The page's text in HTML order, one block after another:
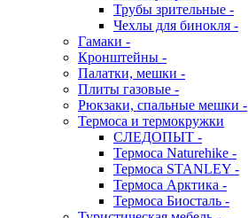
Трубы зрительные -
Чехлы для бинокля -
Гамаки -
Кронштейны -
Палатки, мешки -
Плиты газовые -
Рюкзаки, спальные мешки -
Термоса и термокружки
СЛЕДОПЫТ -
Термоса Naturehike -
Термоса STANLEY -
Термоса Арктика -
Термоса Биосталь -